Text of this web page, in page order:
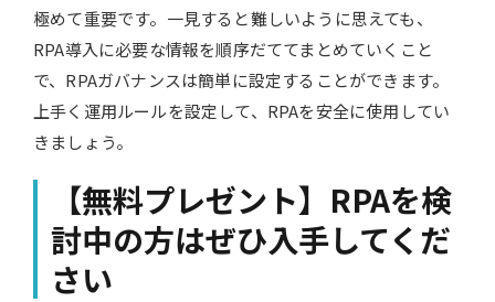
極めて重要です。一見すると難しいように思えても、
RPA導入に必要な情報を順序だててまとめていくこと
で、RPAガバナンスは簡単に設定することができます。
上手く運用ルールを設定して、RPAを安全に使用してい
きましょう。
【無料プレゼント】RPAを検
討中の方はぜひ入手してくだ
さい